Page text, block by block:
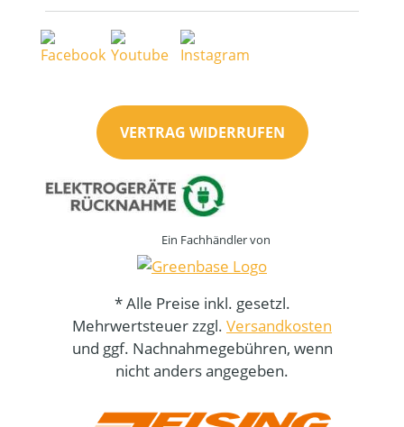
VERTRAG WIDERRUFEN
Ein Fachhändler von
* Alle Preise inkl. gesetzl.
Mehrwertsteuer zzgl. Versandkosten
und ggf. Nachnahmegebühren, wenn
nicht anders angegeben.